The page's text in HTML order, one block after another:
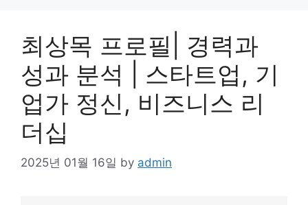
최상목 프로필| 경력과
성과 분석 | 스타트업, 기
업가 정신, 비즈니스 리
더십
2025년 01월 16일 by admin